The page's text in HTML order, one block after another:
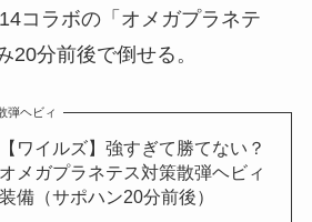
コラボの「オメガプラネテ
20分前後で倒せる。
弾ヘビィ
【ワイルズ】強すぎて勝てない？
オメガプラネテス対策散弾ヘビィ
装備（サポハン20分前後）